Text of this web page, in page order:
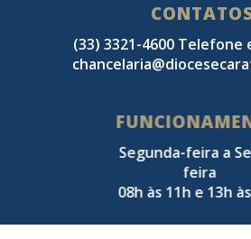
(33) 3321-4600 Telefone
Segunda-feira a
feira
08h às 11h e 13h